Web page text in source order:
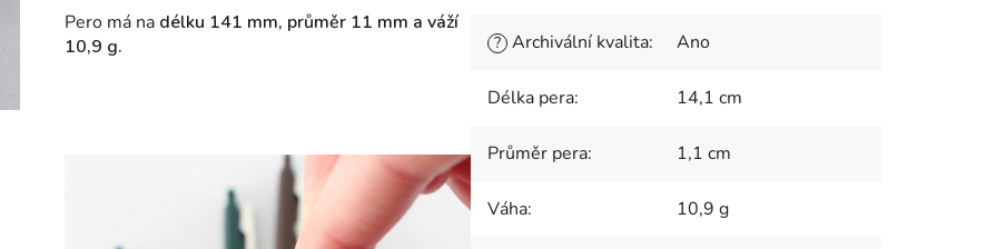
Pero má na délku 141 mm, průměr 11 mm a váží
10,9 g.
? Archivální kvalita: Ano
Délka pera: 14,1 cm
Průměr pera: 1,1 cm
Váha: 10,9 g